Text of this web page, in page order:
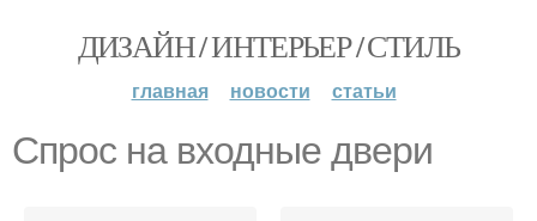
ДИЗАЙН / ИНТЕРЬЕР / СТИЛЬ
главная новости статьи
Спрос на входные двери